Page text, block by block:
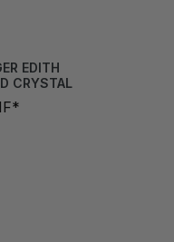
CRYSTAL